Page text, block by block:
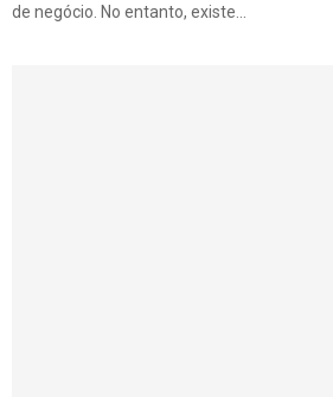
de negócio. No entanto, existe...